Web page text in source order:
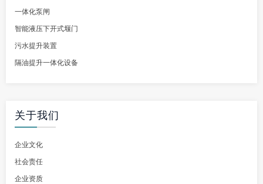
一体化泵闸
智能液压下开式堰门
污水提升装置
隔油提升一体化设备
关于我们
企业文化
社会责任
企业资质